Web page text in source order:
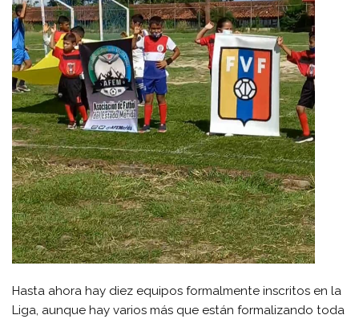
Hasta ahora hay diez equipos formalmente inscritos en la
Liga, aunque hay varios más que están formalizando toda